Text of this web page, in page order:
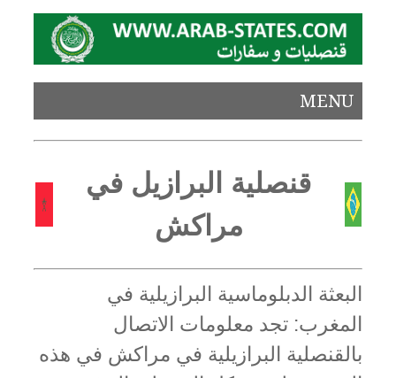
MENU
قنصلية البرازيل في
مراكش
البعثة الدبلوماسية البرازيلية في
المغرب: تجد معلومات الاتصال
بالقنصلية البرازيلية في مراكش في هذه